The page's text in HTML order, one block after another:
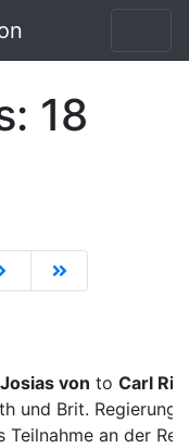
18
results
|de:Nächste
|de:Letzte
von to Carl
und Brit. Regierung
an der